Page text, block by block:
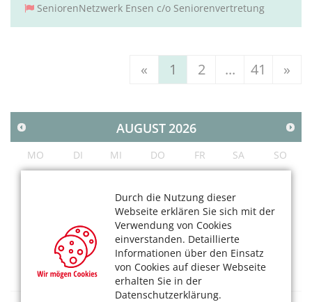
Durch die Nutzung dieser
Webseite erklären Sie sich mit der
Verwendung von Cookies
einverstanden. Detaillierte
Informationen über den Einsatz
von Cookies auf dieser Webseite
erhalten Sie in der
Datenschutzerklärung.
SeniorenNetzwerk Ensen c/o Seniorenvertretung
« 1 2 ... 41 »
AUGUST 2026
MO DI MI DO FR SA
SO
5 6 7 8
12 13 14 15
16
18 19 20 21
25 26 27 28 29
31